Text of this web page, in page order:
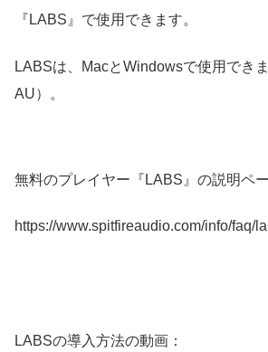
『LABS』で使用できます。
LABSは、MacとWindowsで使用でき
AU）。
無料のプレイヤー『LABS』の説明ペー
https://www.spitfireaudio.com/info/faq/
LABSの導入方法の動画：